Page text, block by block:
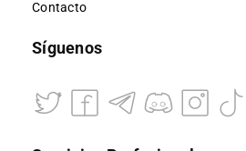
Contacto
Síguenos